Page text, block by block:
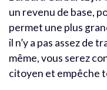
un revenu de base,
permet une plus
il n’y a pas assez de
même, vous serez
citoyen et empêche